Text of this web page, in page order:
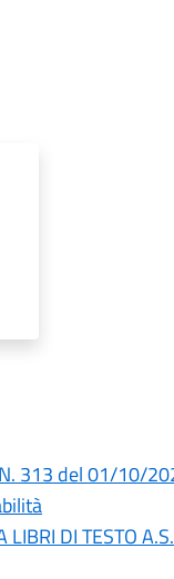
313 del 01/10/
LIBRI DI TESTO